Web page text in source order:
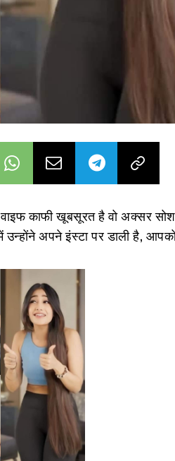
काफी खूबसूरत है वो अक्सर
उन्होंने अपने इंस्टा पर डाली है,